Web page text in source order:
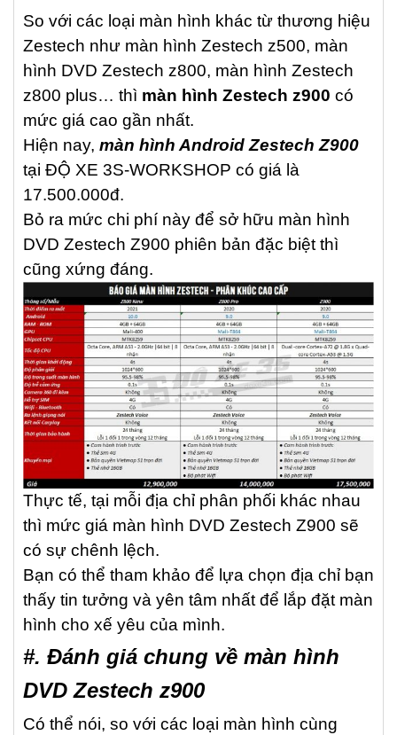
So với các loại màn hình khác từ thương hiệu
Zestech như màn hình Zestech z500, màn
hình DVD Zestech z800, màn hình Zestech
z800 plus… thì màn hình Zestech z900 có
mức giá cao gần nhất.
Hiện nay, màn hình Android Zestech Z900
tại ĐỘ XE 3S-WORKSHOP có giá là
17.500.000đ.
Bỏ ra mức chi phí này để sở hữu màn hình
DVD Zestech Z900 phiên bản đặc biệt thì
cũng xứng đáng.
Thực tế, tại mỗi địa chỉ phân phối khác nhau
thì mức giá màn hình DVD Zestech Z900 sẽ
có sự chênh lệch.
Bạn có thể tham khảo để lựa chọn địa chỉ bạn
thấy tin tưởng và yên tâm nhất để lắp đặt màn
hình cho xế yêu của mình.
#. Đánh giá chung về màn hình
DVD Zestech z900
Có thể nói, so với các loại màn hình cùng